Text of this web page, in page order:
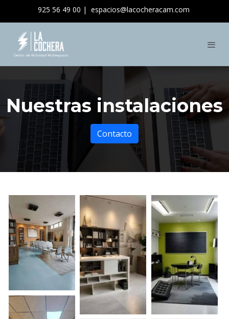
925 56 49 00 | espacios@lacocheracam.com
Nuestras instalaciones
Contacto